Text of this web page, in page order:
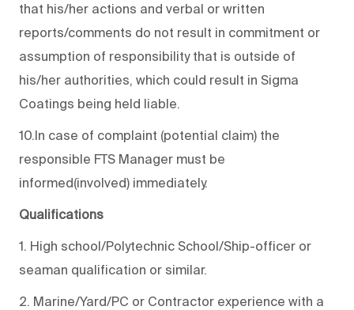
that his/her actions and verbal or written
reports/comments do not result in commitment or
assumption of responsibility that is outside of
his/her authorities, which could result in Sigma
Coatings being held liable.
10.In case of complaint (potential claim) the
responsible FTS Manager must be
informed(involved) immediately.
Qualifications
1. High school/Polytechnic School/Ship-officer or
seaman qualification or similar.
2. Marine/Yard/PC or Contractor experience with a